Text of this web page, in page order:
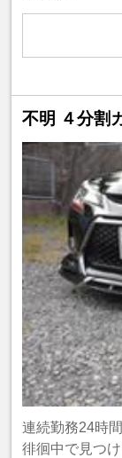
不明 ４分割
連続勤務24時
徘徊中で見つ